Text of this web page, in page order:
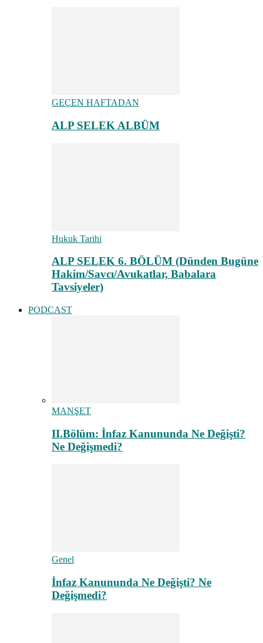
GEÇEN HAFTADAN
ALP SELEK ALBÜM
Hukuk Tarihi
ALP SELEK 6. BÖLÜM (Dünden Bugüne
Hakim/Savcı/Avukatlar, Babalara
Tavsiyeler)
PODCAST
MANŞET
II.Bölüm: İnfaz Kanununda Ne Değişti?
Ne Değişmedi?
Genel
İnfaz Kanununda Ne Değişti? Ne
Değişmedi?